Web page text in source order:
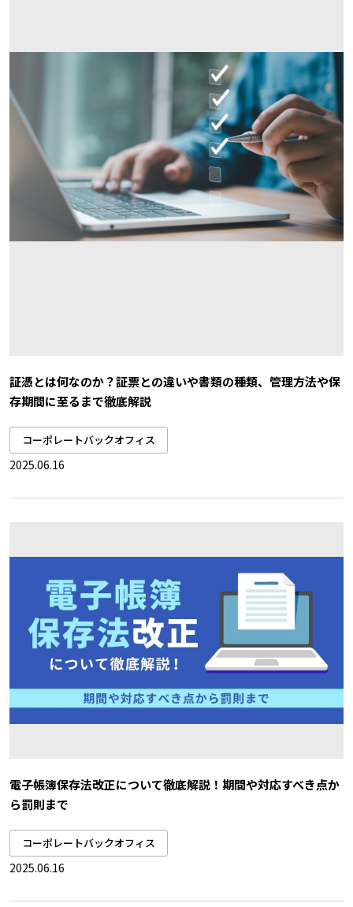
証憑とは何なのか？証票との違いや書類の種類、管理方法や保
存期間に至るまで徹底解説
コーポレートバックオフィス
2025.06.16
電子帳簿保存法改正について徹底解説！期間や対応すべき点か
ら罰則まで
コーポレートバックオフィス
2025.06.16